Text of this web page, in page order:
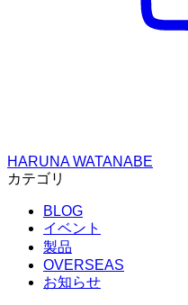
HARUNA WATANABE
カテゴリ
BLOG
イベント
製品
OVERSEAS
お知らせ